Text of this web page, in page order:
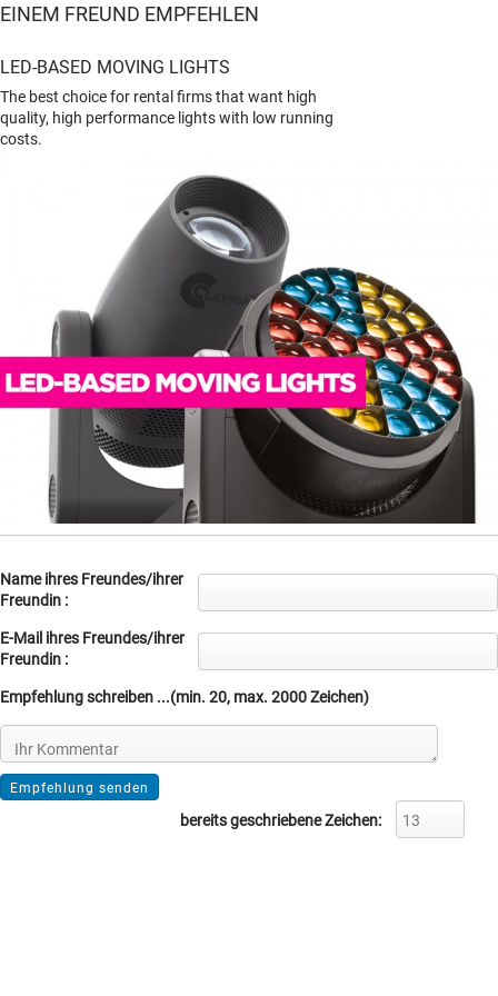
EINEM FREUND EMPFEHLEN
LED-BASED MOVING LIGHTS
The best choice for rental firms that want high
quality, high performance lights with low running
costs.
Name ihres Freundes/ihrer
Freundin :
E-Mail ihres Freundes/ihrer
Freundin :
Empfehlung schreiben ...(min. 20, max. 2000 Zeichen)
bereits geschriebene Zeichen: